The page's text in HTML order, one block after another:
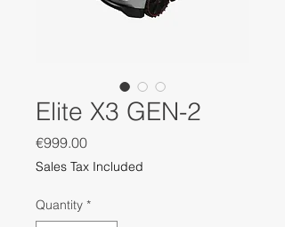
Elite X3 GEN-2
€999.00Price
Sales Tax Included
Quantity *